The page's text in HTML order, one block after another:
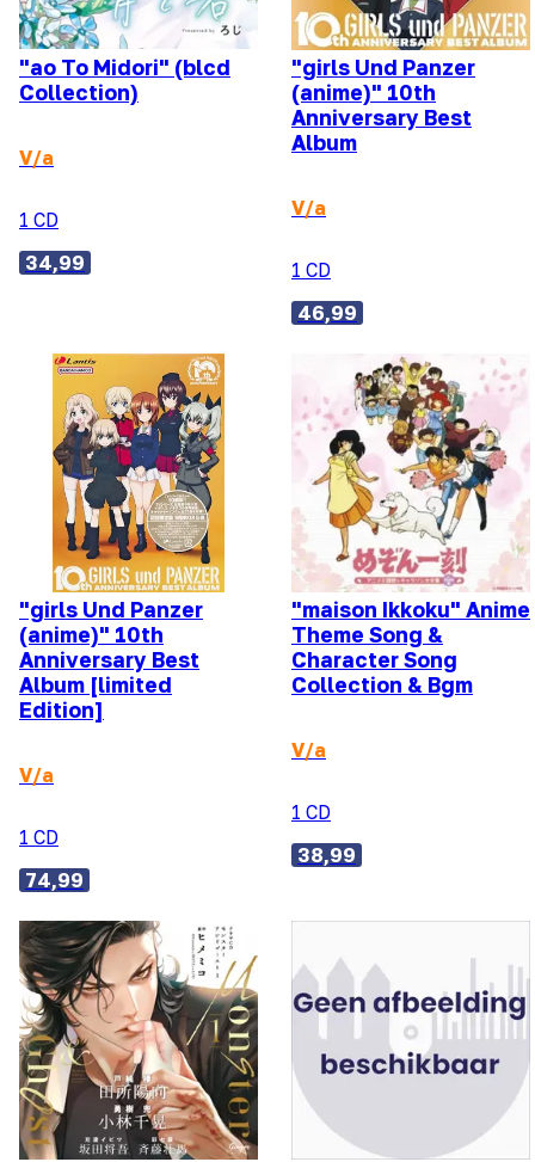
"ao To Midori" (blcd
Collection)
V/a
1 CD
34,99
"girls Und Panzer
(anime)" 10th
Anniversary Best
Album
V/a
1 CD
46,99
"girls Und Panzer
(anime)" 10th
Anniversary Best
Album [limited
Edition]
V/a
1 CD
74,99
"maison Ikkoku" Anime
Theme Song &
Character Song
Collection & Bgm
V/a
1 CD
38,99